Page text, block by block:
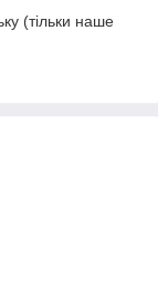
(тільки наше